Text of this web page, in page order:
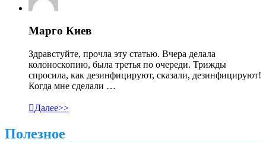
Марго Киев
Здравстуйте, прочла эту статью. Вчера делала
колоноскопию, была третья по очереди. Трижды
спросила, как дезинфицируют, сказали, дезинфицируют!
Когда мне сделали …
Далее>>
Полезное